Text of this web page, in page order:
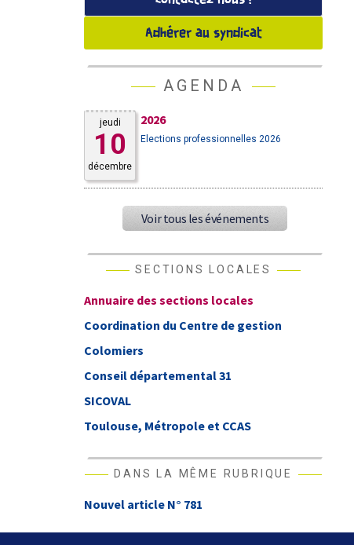
Adhérer au syndicat
AGENDA
jeudi
10
décembre
2026
Elections professionnelles 2026
Voir tous les événements
SECTIONS LOCALES
Annuaire des sections locales
Coordination du Centre de gestion
Colomiers
Conseil départemental 31
SICOVAL
Toulouse, Métropole et CCAS
DANS LA MÊME RUBRIQUE
Nouvel article N° 781